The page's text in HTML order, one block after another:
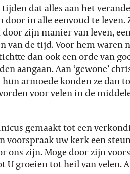
dat alles aan het
in alle eenvoud te leven.
zijn manier van leven,
van de tijd. Voor hem waren
dan ook een orde van
aangaan. Aan ‘gewone’
armoede konden ze dan
voor velen in de
gemaakt tot een
voorspraak uw kerk een
ons zijn. Moge door zijn
U groeien tot heil van velen.